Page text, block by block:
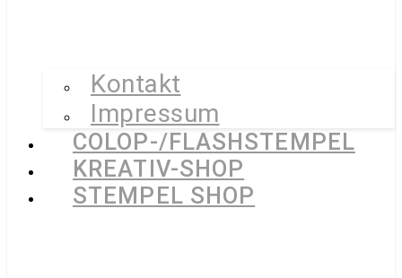
Kontakt
Impressum
COLOP-/FLASHSTEMPEL
KREATIV-SHOP
STEMPEL SHOP